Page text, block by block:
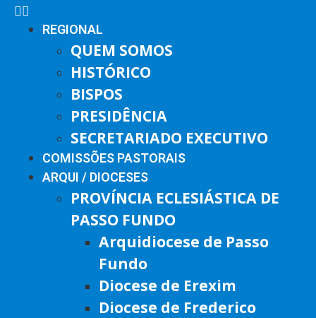
REGIONAL
QUEM SOMOS
HISTÓRICO
BISPOS
PRESIDÊNCIA
SECRETARIADO EXECUTIVO
COMISSÕES PASTORAIS
ARQUI / DIOCESES
PROVÍNCIA ECLESIÁSTICA DE
PASSO FUNDO
Arquidiocese de Passo
Fundo
Diocese de Erexim
Diocese de Frederico